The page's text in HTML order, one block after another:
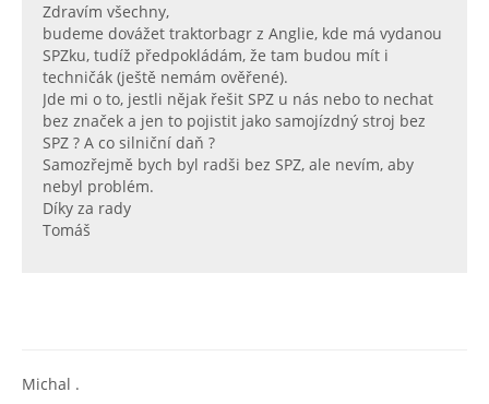
Zdravím všechny,
budeme dovážet traktorbagr z Anglie, kde má vydanou
SPZku, tudíž předpokládám, že tam budou mít i
techničák (ještě nemám ověřené).
Jde mi o to, jestli nějak řešit SPZ u nás nebo to nechat
bez značek a jen to pojistit jako samojízdný stroj bez
SPZ ? A co silniční daň ?
Samozřejmě bych byl radši bez SPZ, ale nevím, aby
nebyl problém.
Díky za rady
Tomáš
Michal .